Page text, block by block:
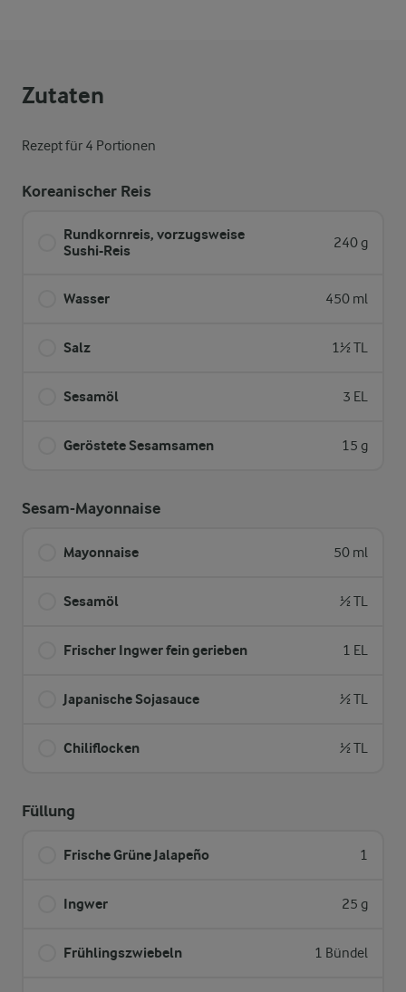
Zutaten
Rezept für 4 Portionen
Koreanischer Reis
Rundkornreis, vorzugsweise
Sushi-Reis
240 g
Wasser 450 ml
Salz 1½ TL
Sesamöl 3 EL
Geröstete Sesamsamen 15 g
Sesam-Mayonnaise
Mayonnaise 50 ml
Sesamöl ½ TL
Frischer Ingwer fein gerieben 1 EL
Japanische Sojasauce ½ TL
Chiliflocken ½ TL
Füllung
Frische Grüne Jalapeño 1
Ingwer 25 g
Frühlingszwiebeln 1 Bündel